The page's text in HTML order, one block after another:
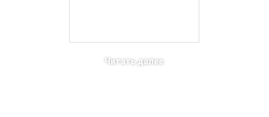
Читать далее